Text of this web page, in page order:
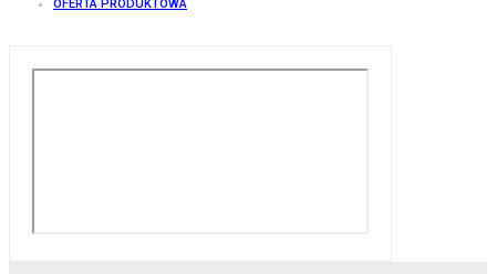
OFERTA PRODUKTOWA